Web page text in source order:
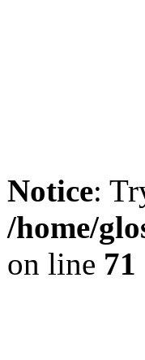
Notice:
/home/
on line 71